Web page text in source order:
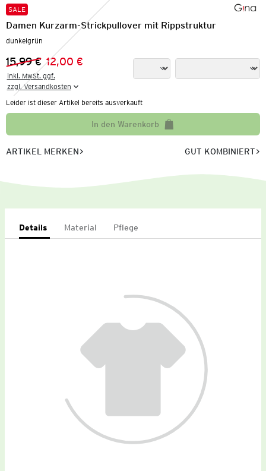
SALE
Damen Kurzarm-Strickpullover mit Rippstruktur
dunkelgrün
Vorheriger Preis:
15,99 €
Neuer Preis:
12,00 €
inkl. MwSt. ggf.
zzgl. Versandkosten
Leider ist dieser Artikel bereits ausverkauft
In den Warenkorb
ARTIKEL MERKEN GUT KOMBINIERT
Details Material Pflege